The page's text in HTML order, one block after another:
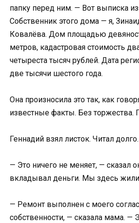
папку перед ним. — Вот выписка из
Собственник этого дома — я,
Ковалёва. Дом площадью
метров, кадастровая стоимость
четыреста тысяч рублей. Дата
две тысячи шестого года.
Она произносила это так, как
известные факты. Без торжества.
Геннадий взял листок. Читал долго.
— Это ничего не меняет, — сказал
вкладывал деньги. Мы здесь
— Ремонт выполнен с моего
собственности, — сказала мама. —